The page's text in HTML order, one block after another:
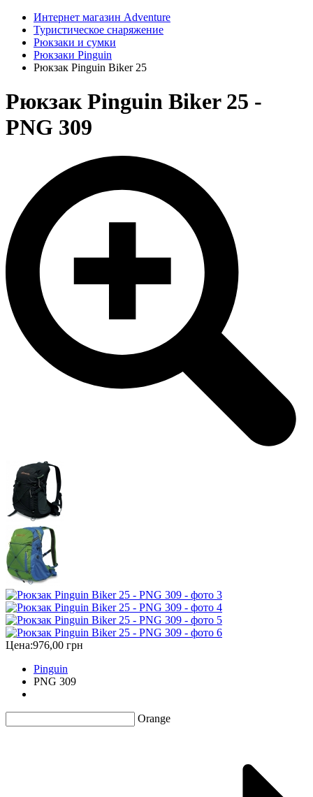
Интернет магазин Adventure
Туристическое снаряжение
Рюкзаки и сумки
Рюкзаки Pinguin
Рюкзак Pinguin Biker 25
Рюкзак Pinguin Biker 25 -
PNG 309
Цена:976,00 грн
Pinguin
PNG 309
Orange